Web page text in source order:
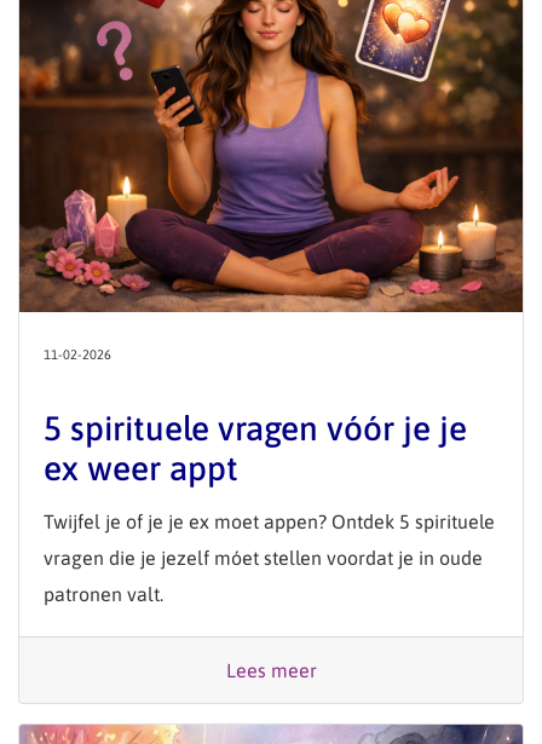
11-02-2026
5 spirituele vragen vóór je je
ex weer appt
Twijfel je of je je ex moet appen? Ontdek 5 spirituele
vragen die je jezelf móet stellen voordat je in oude
patronen valt.
Lees meer